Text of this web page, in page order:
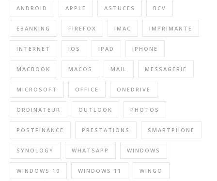
ANDROID APPLE ASTUCES BCV
EBANKING FIREFOX IMAC IMPRIMANTE
INTERNET IOS IPAD IPHONE
MACBOOK MACOS MAIL MESSAGERIE
MICROSOFT OFFICE ONEDRIVE
ORDINATEUR OUTLOOK PHOTOS
POSTFINANCE PRESTATIONS SMARTPHONE
SYNOLOGY WHATSAPP WINDOWS
WINDOWS 10 WINDOWS 11 WINGO